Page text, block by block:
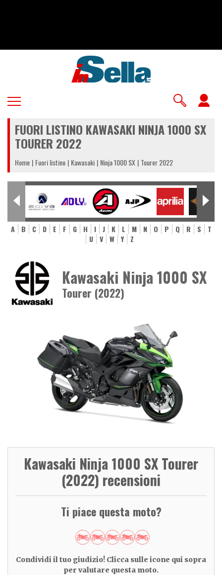
FUORI LISTINO KAWASAKI NINJA 1000 SX
TOURER 2022
Home Fuori listino Kawasaki Ninja 1000 SX Tourer 2022
A B C D E F G H I J K L M N O P Q R S
T
U
V W Y Z
Kawasaki Ninja 1000 SX
Tourer (2022)
Kawasaki Ninja 1000 SX Tourer
(2022) recensioni
Ti piace questa moto?
Condividi il tuo giudizio! Clicca sulle icone qui sopra
per valutare questa moto.